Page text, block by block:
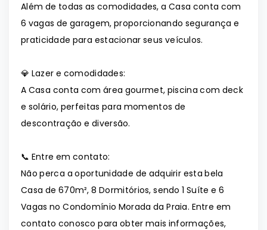
Além de todas as comodidades, a Casa conta com
6 vagas de garagem, proporcionando segurança e
praticidade para estacionar seus veículos.
💎 Lazer e comodidades:
A Casa conta com área gourmet, piscina com deck
e solário, perfeitas para momentos de
descontração e diversão.
📞 Entre em contato:
Não perca a oportunidade de adquirir esta bela
Casa de 670m², 8 Dormitórios, sendo 1 Suíte e 6
Vagas no Condomínio Morada da Praia. Entre em
contato conosco para obter mais informações,